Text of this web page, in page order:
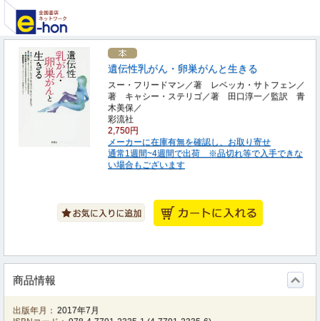
遺伝性乳がん・卵巣がんと生きる
スー・フリードマン／著 レベッカ・サトフェン／
著 キャシー・ステリゴ／著 田口淳一／監訳 青
木美保／
彩流社
2,750円
メーカーに在庫有無を確認し、お取り寄せ
通常1週間~4週間で出荷 ※品切れ等で入手できな
い場合もございます
商品情報
出版年月： 2017年7月